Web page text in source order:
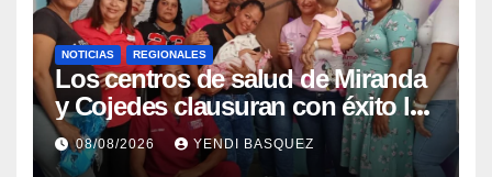
NOTICIAS REGIONALES
Los centros de salud de Miranda
y Cojedes clausuran con éxito la
Semana Mundial de la Lactancia
Materna
08/08/2026 YENDI BASQUEZ